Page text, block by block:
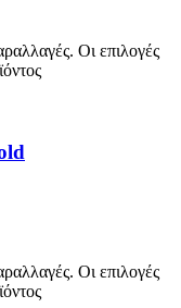
Οι επιλογές
Οι επιλογές